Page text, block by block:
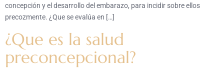
concepción y el desarrollo del embarazo, para incidir sobre ellos
precozmente. ¿Que se evalúa en […]
¿Que es la salud
preconcepcional?